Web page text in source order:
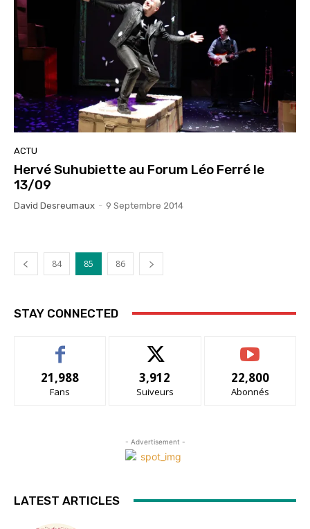
ACTU
Hervé Suhubiette au Forum Léo Ferré le
13/09
David Desreumaux - 9 Septembre 2014
84 85 86
STAY CONNECTED
21,988
Fans
3,912
Suiveurs
22,800
Abonnés
- Advertisement -
LATEST ARTICLES